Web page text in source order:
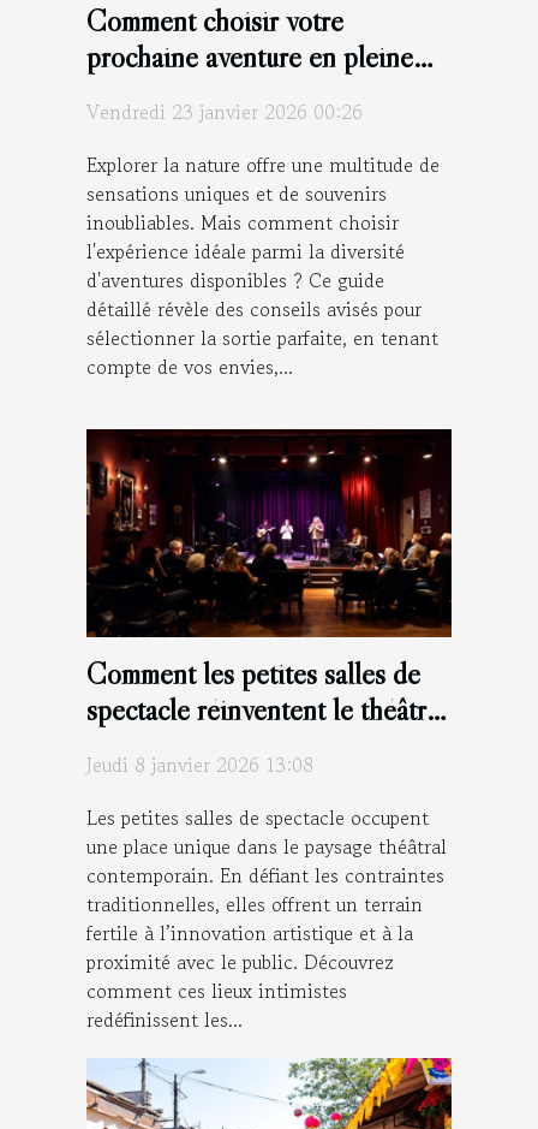
Comment choisir votre
prochaine aventure en pleine
Vendredi 23 janvier 2026 00:26
Explorer la nature offre une multitude de
sensations uniques et de souvenirs
inoubliables. Mais comment choisir
l'expérience idéale parmi la diversité
d'aventures disponibles ? Ce guide
détaillé révèle des conseils avisés pour
sélectionner la sortie parfaite, en tenant
compte de vos envies,...
Comment les petites salles de
spectacle réinventent le théâtre
Jeudi 8 janvier 2026 13:08
Les petites salles de spectacle occupent
une place unique dans le paysage théâtral
contemporain. En défiant les contraintes
traditionnelles, elles offrent un terrain
fertile à l’innovation artistique et à la
proximité avec le public. Découvrez
comment ces lieux intimistes
redéfinissent les...